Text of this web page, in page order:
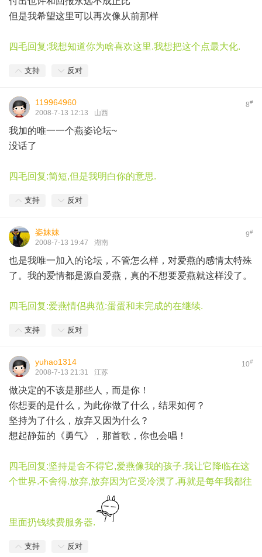
但是我希望这里可以再次像从前那样
四毛回复:我想知道你为啥喜欢这里.我想把这个点最大化.
支持 反对
8#
119964960
2008-7-13 12:13 山西
我加的唯一一个燕姿论坛~
没话了
四毛回复:简短,但是我明白你的意思.
支持 反对
9#
姿妹妹
2008-7-13 19:47 湖南
也是我唯一加入的论坛，不管怎么样，对爱燕的感情太特殊
了。我的爱情都是源自爱燕，真的不想要爱燕就这样没了。
四毛回复:爱燕情侣典范:蛋蛋和未完成的在继续.
支持 反对
10#
yuhao1314
2008-7-13 21:31 江苏
做决定的不该是那些人，而是你！
你想要的是什么，为此你做了什么，结果如何？
坚持为了什么，放弃又因为什么？
想起静茹的《勇气》，那首歌，你也会唱！
四毛回复:坚持是舍不得它,爱燕像我的孩子.我让它降临在这
个世界.不舍得.放弃,放弃因为它受冷漠了.再就是每年我都往
里面扔钱续费服务器.
支持 反对